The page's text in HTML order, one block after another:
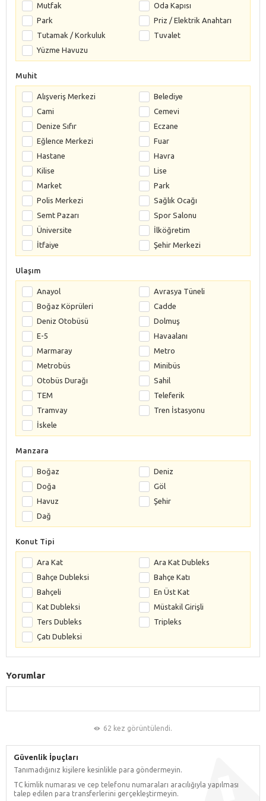
Mutfak
Oda Kapısı
Park
Priz / Elektrik Anahtarı
Tutamak / Korkuluk
Tuvalet
Yüzme Havuzu
Muhit
Alışveriş Merkezi
Belediye
Cami
Cemevi
Denize Sıfır
Eczane
Eğlence Merkezi
Fuar
Hastane
Havra
Kilise
Lise
Market
Park
Polis Merkezi
Sağlık Ocağı
Semt Pazarı
Spor Salonu
Üniversite
İlköğretim
İtfaiye
Şehir Merkezi
Ulaşım
Anayol
Avrasya Tüneli
Boğaz Köprüleri
Cadde
Deniz Otobüsü
Dolmuş
E-5
Havaalanı
Marmaray
Metro
Metrobüs
Minibüs
Otobüs Durağı
Sahil
TEM
Teleferik
Tramvay
Tren İstasyonu
İskele
Manzara
Boğaz
Deniz
Doğa
Göl
Havuz
Şehir
Dağ
Konut Tipi
Ara Kat
Ara Kat Dubleks
Bahçe Dubleksi
Bahçe Katı
Bahçeli
En Üst Kat
Kat Dubleksi
Müstakil Girişli
Ters Dubleks
Tripleks
Çatı Dubleksi
Yorumlar
62 kez görüntülendi.
Güvenlik İpuçları
Tanımadığınız kişilere kesinlikle para göndermeyin.
TC kimlik numarası ve cep telefonu numaraları aracılığıyla yapılması
talep edilen para transferlerini gerçekleştirmeyin.